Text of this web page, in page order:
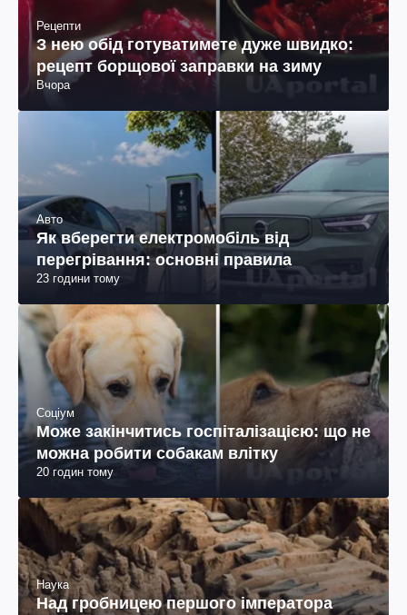
Рецепти
З нею обід готуватимете дуже швидко:
рецепт борщової заправки на зиму
Вчора
Авто
Як вберегти електромобіль від
перегрівання: основні правила
23 години тому
Соціум
Може закінчитись госпіталізацією: що не
можна робити собакам влітку
20 годин тому
Наука
Над гробницею першого імператора